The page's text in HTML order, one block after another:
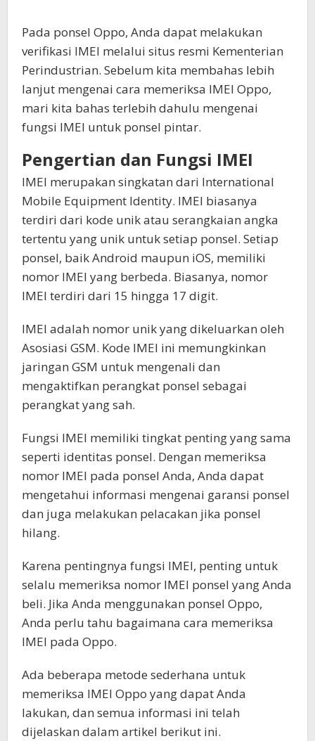
Pada ponsel Oppo, Anda dapat melakukan
verifikasi IMEI melalui situs resmi Kementerian
Perindustrian. Sebelum kita membahas lebih
lanjut mengenai cara memeriksa IMEI Oppo,
mari kita bahas terlebih dahulu mengenai
fungsi IMEI untuk ponsel pintar.
Pengertian dan Fungsi IMEI
IMEI merupakan singkatan dari International
Mobile Equipment Identity. IMEI biasanya
terdiri dari kode unik atau serangkaian angka
tertentu yang unik untuk setiap ponsel. Setiap
ponsel, baik Android maupun iOS, memiliki
nomor IMEI yang berbeda. Biasanya, nomor
IMEI terdiri dari 15 hingga 17 digit.
IMEI adalah nomor unik yang dikeluarkan oleh
Asosiasi GSM. Kode IMEI ini memungkinkan
jaringan GSM untuk mengenali dan
mengaktifkan perangkat ponsel sebagai
perangkat yang sah.
Fungsi IMEI memiliki tingkat penting yang sama
seperti identitas ponsel. Dengan memeriksa
nomor IMEI pada ponsel Anda, Anda dapat
mengetahui informasi mengenai garansi ponsel
dan juga melakukan pelacakan jika ponsel
hilang.
Karena pentingnya fungsi IMEI, penting untuk
selalu memeriksa nomor IMEI ponsel yang Anda
beli. Jika Anda menggunakan ponsel Oppo,
Anda perlu tahu bagaimana cara memeriksa
IMEI pada Oppo.
Ada beberapa metode sederhana untuk
memeriksa IMEI Oppo yang dapat Anda
lakukan, dan semua informasi ini telah
dijelaskan dalam artikel berikut ini.